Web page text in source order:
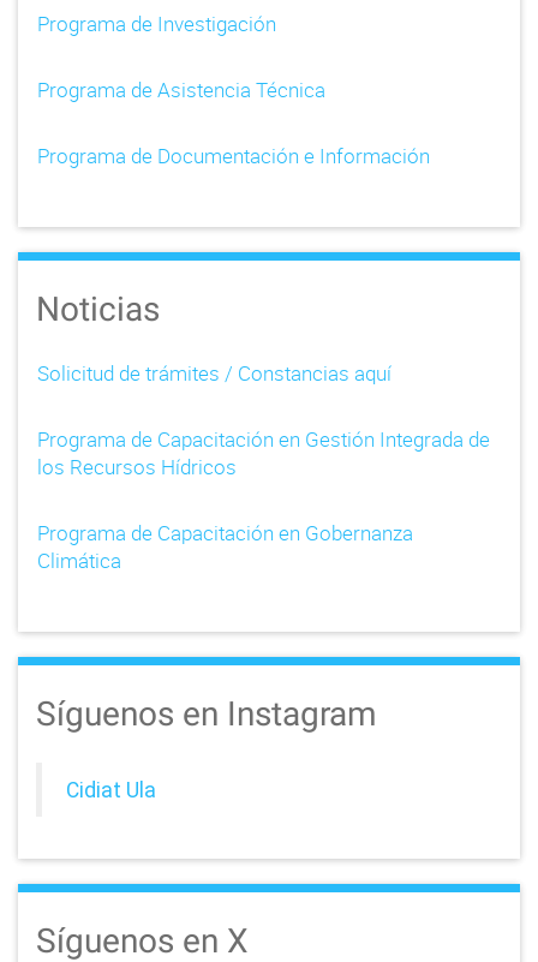
a
i
o
Programa de Investigación
Programa de Asistencia Técnica
Programa de Documentación e Información
Noticias
Solicitud de trámites / Constancias aquí
Programa de Capacitación en Gestión Integrada de
los Recursos Hídricos
Programa de Capacitación en Gobernanza
Climática
Síguenos en Instagram
Cidiat Ula
Síguenos en X